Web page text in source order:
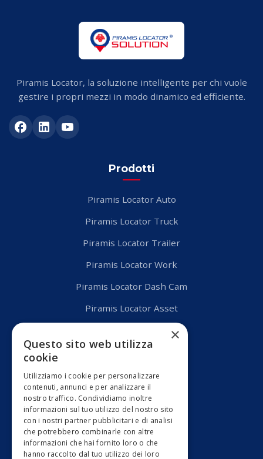
Piramis Locator, la soluzione intelligente per chi vuole
gestire i propri mezzi in modo dinamico ed efficiente.
Prodotti
Piramis Locator Auto
Piramis Locator Truck
Piramis Locator Trailer
Piramis Locator Work
Piramis Locator Dash Cam
Piramis Locator Asset
Home
Casi d'Uso
Blog
Prova la Demo
×
Questo sito web utilizza
cookie
Utilizziamo i cookie per personalizzare
contenuti, annunci e per analizzare il
nostro traffico. Condividiamo inoltre
informazioni sul tuo utilizzo del nostro sito
con i nostri partner pubblicitari e di analisi
che potrebbero combinarle con altre
informazioni che hai fornito loro o che
hanno raccolto dal tuo utilizzo dei loro